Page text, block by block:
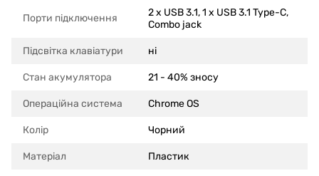
Порти підключення
2 x USB 3.1, 1 x USB 3.1 Type-C,
Combo jack
Підсвітка клавіатури ні
Стан акумулятора 21 - 40% зносу
Операційна система Chrome OS
Колір Чорний
Матеріал Пластик